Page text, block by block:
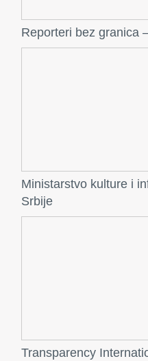
Reporteri bez granica
Ministarstvo kulture i
Srbije
Transparency